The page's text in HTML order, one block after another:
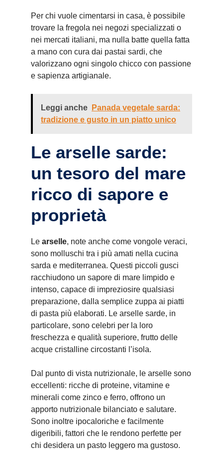
Per chi vuole cimentarsi in casa, è possibile
trovare la fregola nei negozi specializzati o
nei mercati italiani, ma nulla batte quella fatta
a mano con cura dai pastai sardi, che
valorizzano ogni singolo chicco con passione
e sapienza artigianale.
Leggi anche
Panada vegetale sarda:
tradizione e gusto in un piatto unico
Le arselle sarde:
un tesoro del mare
ricco di sapore e
proprietà
Le arselle, note anche come vongole veraci,
sono molluschi tra i più amati nella cucina
sarda e mediterranea. Questi piccoli gusci
racchiudono un sapore di mare limpido e
intenso, capace di impreziosire qualsiasi
preparazione, dalla semplice zuppa ai piatti
di pasta più elaborati. Le arselle sarde, in
particolare, sono celebri per la loro
freschezza e qualità superiore, frutto delle
acque cristalline circostanti l’isola.
Dal punto di vista nutrizionale, le arselle sono
eccellenti: ricche di proteine, vitamine e
minerali come zinco e ferro, offrono un
apporto nutrizionale bilanciato e salutare.
Sono inoltre ipocaloriche e facilmente
digeribili, fattori che le rendono perfette per
chi desidera un pasto leggero ma gustoso.